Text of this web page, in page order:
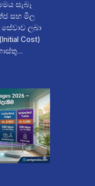
සැබෑ
සහ මිල
ලබා
Cost)